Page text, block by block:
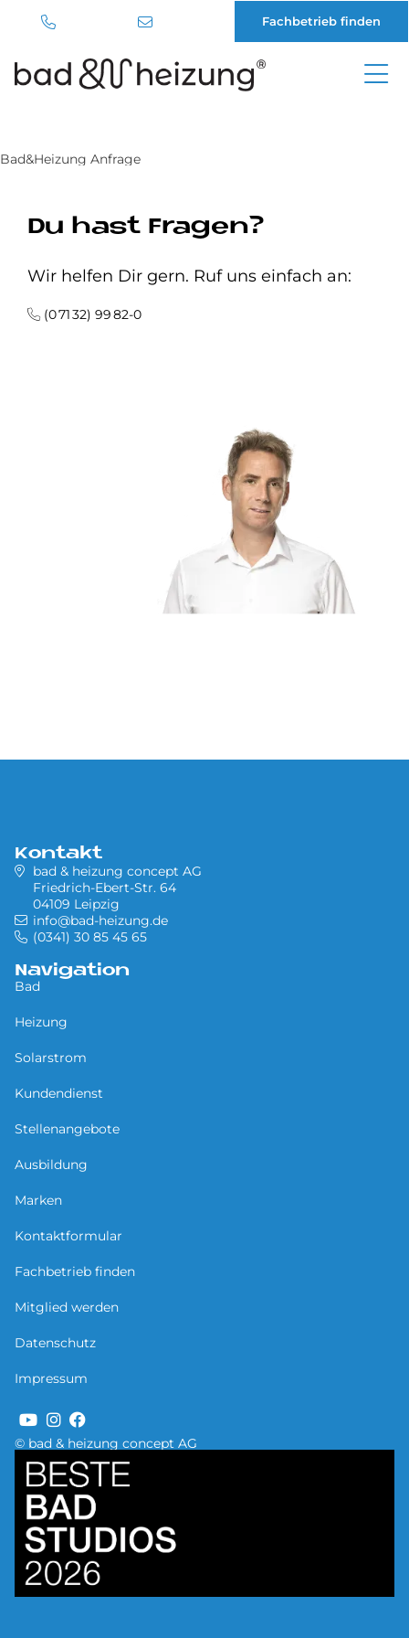
Fachbetrieb finden
Bad&Heizung Anfrage
Du hast Fragen?
Wir helfen Dir gern. Ruf uns einfach an:
(0 71 32) 99 82-0
© bad & heizung concept AG
Kontakt
bad & heizung concept AG
Friedrich-Ebert-Str. 64
04109 Leipzig
info@bad-heizung.de
(0341) 30 85 45 65
Navigation
Bad
Heizung
Solarstrom
Kundendienst
Stellenangebote
Ausbildung
Marken
Kontaktformular
Fachbetrieb finden
Mitglied werden
Datenschutz
Impressum